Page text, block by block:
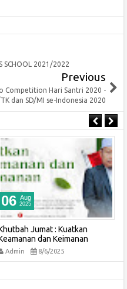
SCHOOL 2021/2022
Previous
Competition Hari Santri 2020 -
dan SD/MI se-Indonesia 2020
31 Jul
2025
Jum'at : Belajar dari
Nabi Pejuang Kemerdekaan
Admin 7/31/2025